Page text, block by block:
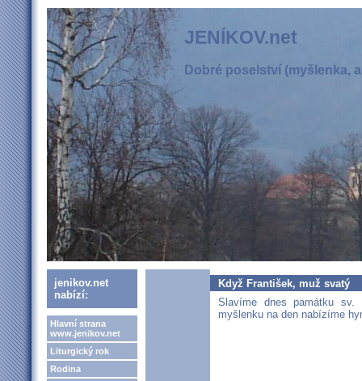
JENÍKOV.net
Dobré poselství (myšlenka,
jenikov.net
nabízí:
Hlavní strana
www.jenikov.net
Liturgický rok
Rodina
Když František, muž svatý
Slavíme dnes památku
myšlenku na den nabízíme